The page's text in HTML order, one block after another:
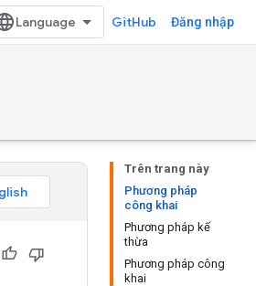
GitHub Đăng nhập
Trên trang này
Phương pháp
công khai
Phương pháp kế
thừa
Phương pháp công
khai